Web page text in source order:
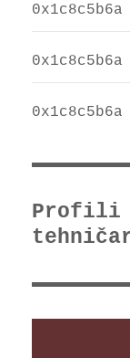
0x1c8c5b6a
0x1c8c5b6a
0x1c8c5b6a
Profili